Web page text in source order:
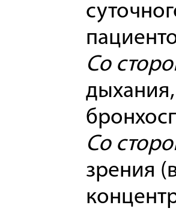
Со
Со
зрения